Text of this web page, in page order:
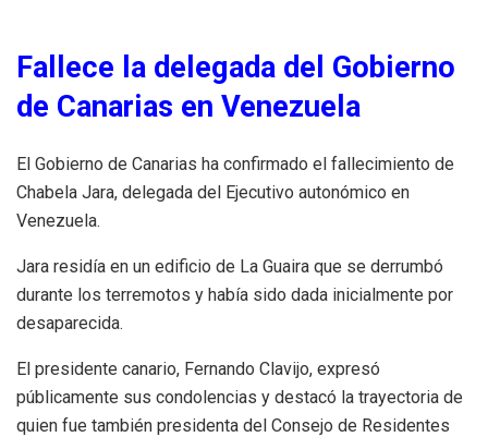
Fallece la delegada del Gobierno
de Canarias en Venezuela
El Gobierno de Canarias ha confirmado el fallecimiento de
Chabela Jara, delegada del Ejecutivo autonómico en
Venezuela.
Jara residía en un edificio de La Guaira que se derrumbó
durante los terremotos y había sido dada inicialmente por
desaparecida.
El presidente canario, Fernando Clavijo, expresó
públicamente sus condolencias y destacó la trayectoria de
quien fue también presidenta del Consejo de Residentes